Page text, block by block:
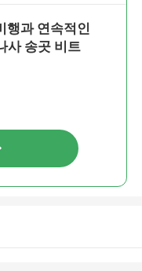
행과 연속적인
사 송곳 비트